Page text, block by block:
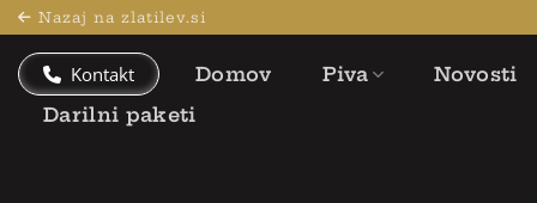
Skoči
na
vsebino
Nazaj na zlatilev.si
Kontakt Domov Piva
Novosti
Darilni paketi